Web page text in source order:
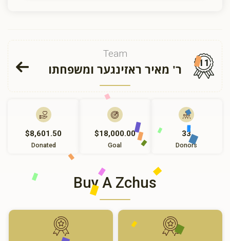
Team
ר' מאיר ראזינגער ומשפחתו 11
$8,601.50
Donated
$18,000.00
Goal
33
Donors
Buy A Zchus